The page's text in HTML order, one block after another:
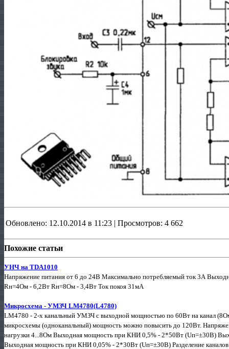
Обновлено: 12.10.2014 в 11:23 | Просмотров: 4 662
Похожие статьи
УНЧ на TDA1010
Напряжение питания от 6 до 24В Максимально потребляемый ток 3А
Rн=4Ом - 6,2Вт Rн=8Ом - 3,4Вт Ток покоя 31мА
Микросхема - УМЗЧ LM4780(L4780)
LM4780 - 2-х канальный УМЗЧ с выходной мощностью по 60Вт на канал
микросхемы (одноканальный) мощность можно повысить до 120Вт.
нагрузки 4...8Ом Выходная мощность при КНИ 0,5% - 2*50Вт (Uп=±30В)
Выходная мощность при КНИ 0,05% - 2*30Вт (Uп=±30В) Разделение